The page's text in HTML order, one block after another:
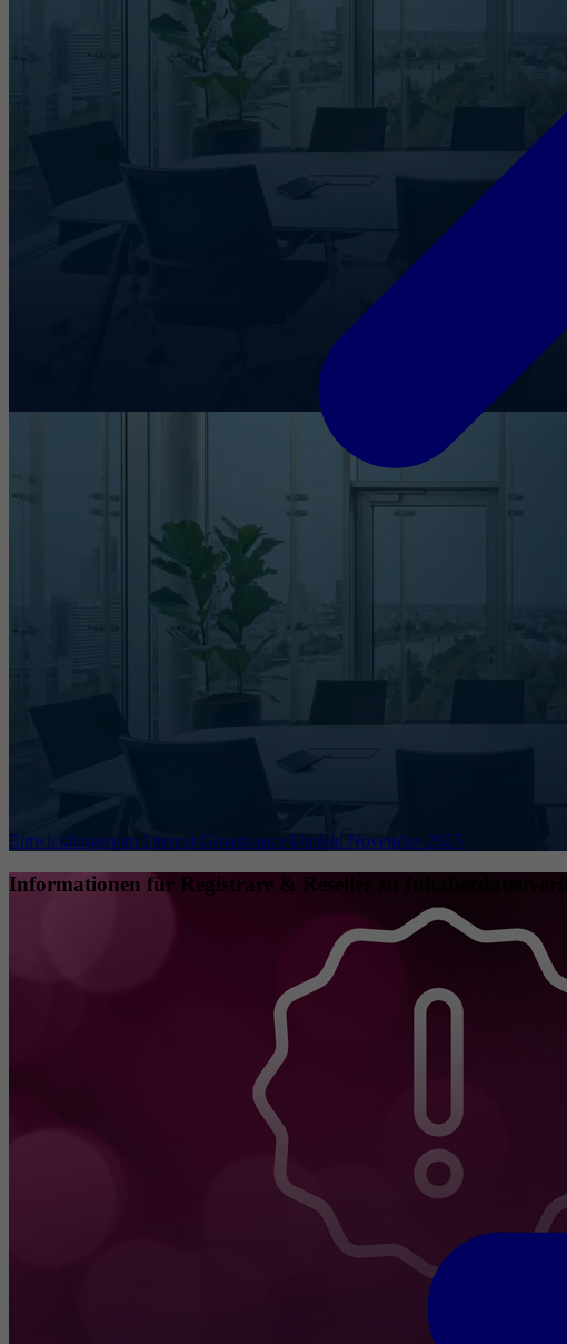
Entwicklungen im Internet Governance Umfeld November 2025
Informationen für Registrare & Reseller zu